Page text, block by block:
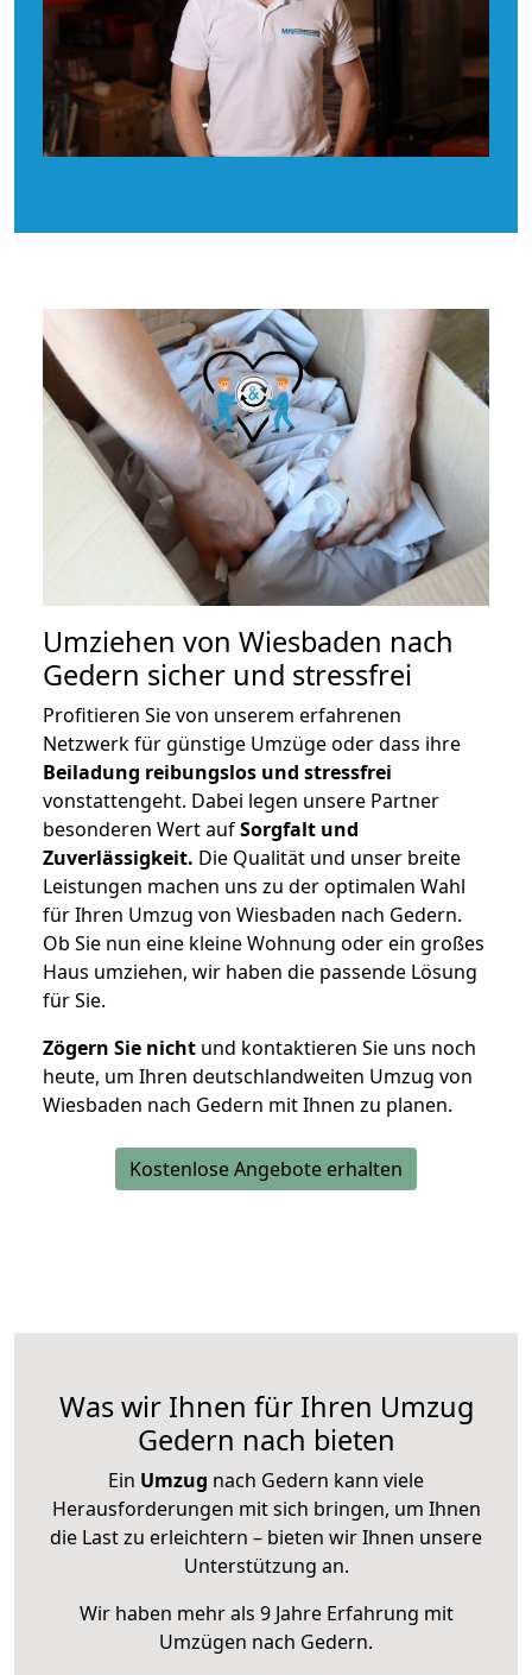
Umziehen von Wiesbaden nach
Gedern sicher und stressfrei
Profitieren Sie von unserem erfahrenen
Netzwerk für günstige Umzüge oder dass ihre
Beiladung reibungslos und stressfrei
vonstattengeht. Dabei legen unsere Partner
besonderen Wert aufSorgfalt und
Zuverlässigkeit. Die Qualität und unser breite
Leistungen machen uns zu der optimalen Wahl
für Ihren Umzug von Wiesbaden nach Gedern.
Ob Sie nun eine kleine Wohnung oder ein großes
Haus umziehen, wir haben die passende Lösung
für Sie.
Zögern Sie nicht und kontaktieren Sie uns noch
heute, um Ihren deutschlandweiten Umzug von
Wiesbaden nach Gedern mit Ihnen zu planen.
Kostenlose Angebote erhalten
Was wir Ihnen für Ihren Umzug
Gedern nach bieten
Ein Umzug nach Gedern kann viele
Herausforderungen mit sich bringen, um Ihnen
die Last zu erleichtern – bieten wir Ihnen unsere
Unterstützung an.
Wir haben mehr als 9 Jahre Erfahrung mit
Umzügen nach Gedern.